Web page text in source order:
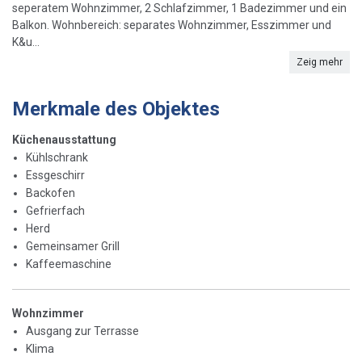
seperatem Wohnzimmer, 2 Schlafzimmer, 1 Badezimmer und ein
Balkon. Wohnbereich: separates Wohnzimmer, Esszimmer und
K&u...
Zeig mehr
Merkmale des Objektes
Küchenausstattung
Kühlschrank
Essgeschirr
Backofen
Gefrierfach
Herd
Gemeinsamer Grill
Kaffeemaschine
Wohnzimmer
Ausgang zur Terrasse
Klima